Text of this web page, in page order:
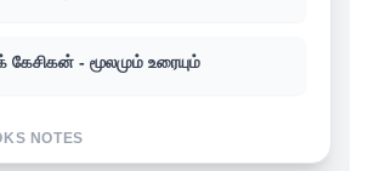
கேசிகன் - மூலமும் உரையும்
NOTES